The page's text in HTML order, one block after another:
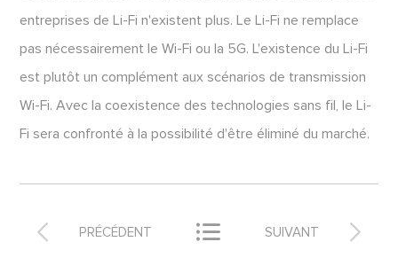
entreprises de Li-Fi n'existent plus. Le Li-Fi ne remplace
pas nécessairement le Wi-Fi ou la 5G. L'existence du Li-Fi
est plutôt un complément aux scénarios de transmission
Wi-Fi. Avec la coexistence des technologies sans fil, le Li-
Fi sera confronté à la possibilité d'être éliminé du marché.
 PRÉCÉDENT  
SUIVANT